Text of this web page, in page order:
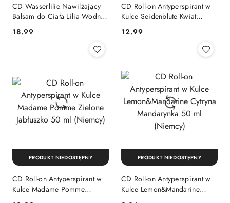
CD Wasserlilie Nawilżający
Balsam do Ciała Lilia Wodna
Cena:
18.99
CD Roll-on Antyperspirant w
Kulce Seidenblute Kwiat
Cena:
12.99
CD Roll-on Antyperspirant w
Kulce Madame Pomme
PRODUKT NIEDOSTĘPNY
CD Roll-on Antyperspirant w
Kulce Lemon&Mandarine
PRODUKT NIEDOSTĘPNY